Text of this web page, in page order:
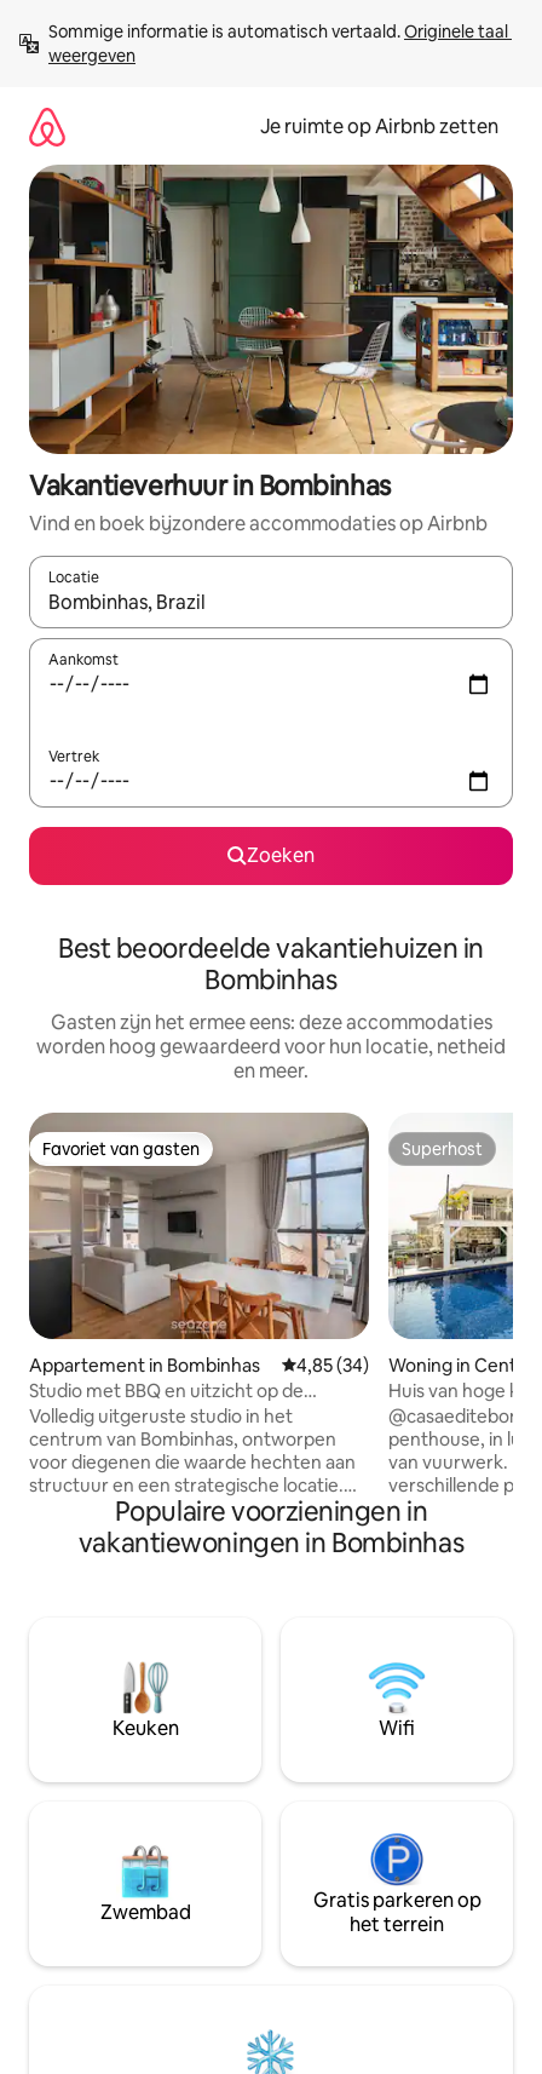
direct
naar
Sommige informatie is automatisch vertaald. Originele taal
weergeven
Je ruimte op Airbnb zetten
Vakantieverhuur in Bombinhas
Vind en boek bijzondere accommodaties op Airbnb
Locatie
Wanneer er suggesties beschikbaar zijn, maak je een keuze
Aankomst
Vertrek
Zoeken
Best beoordeelde vakantiehuizen in
Bombinhas
Gasten zijn het ermee eens: deze accommodaties
worden hoog gewaardeerd voor hun locatie, netheid
en meer.
Favoriet van gasten
Favoriet van gasten
Appartement in Bombinhas Gemiddelde beoordeling van
4,85 (34)
Studio met BBQ en uitzicht op de
oceaan, Bombinhas SFR0501
Volledig uitgeruste studio in het
centrum van Bombinhas, ontworpen
voor diegenen die waarde hechten aan
structuur en een strategische locatie.
Op slechts 180 meter van het strand,
met een spectaculair uitzicht op de stad
en de zee, biedt het een queensize bed,
gebouw heeft een 24-uursreceptie,
overdekte parkeergelegenheid en een
dak met een zwembad en uitzicht op
Superhost
Superhost
Woning in Centro
Huis van hoge
panoramisch
@casaeditebombinhas
penthouse, in
van vuurwerk.
verschillende
de stranden van
voor diegenen
comfortabel
tweepersoonsbed.
pooltafel
Amerikaanse
pool met uitzicht
Populaire voorzieningen in
vakantiewoningen in Bombinhas
Keuken Wifi
Zwembad
Gratis parkeren op
het terrein